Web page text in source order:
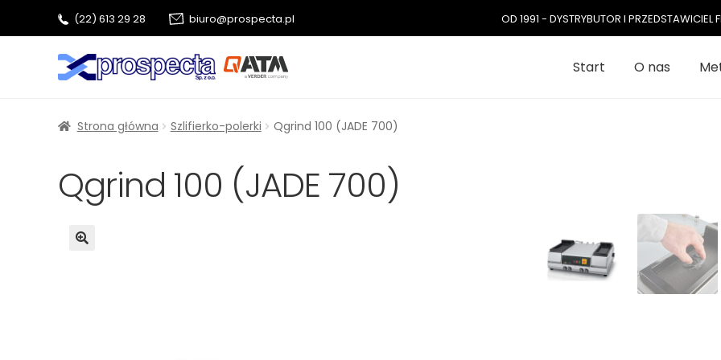
(22) 613 29 28 biuro@prospecta.pl OD 1991 - DYSTRYBUTOR I
do
nawigacji
do
treści
Start O nas
Strona główna Szlifierko-polerki Qgrind 100 (JADE 700)
Qgrind 100 (JADE 700)